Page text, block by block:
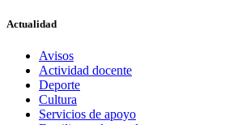
Actualidad
Avisos
Actividad docente
Deporte
Cultura
Servicios de apoyo